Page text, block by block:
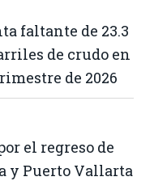
faltante de 23.3
de crudo en
de 2026
el regreso de
y Puerto Vallarta